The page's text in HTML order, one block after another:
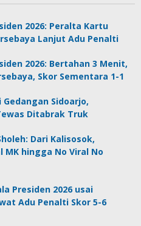
2026: Peralta Kartu
Lanjut Adu Penalti
2026: Bertahan 3 Menit,
Skor Sementara 1-1
Sidoarjo,
Ditabrak Truk
Dari Kalisosok,
MK hingga No Viral No
Presiden 2026 usai
Adu Penalti Skor 5-6